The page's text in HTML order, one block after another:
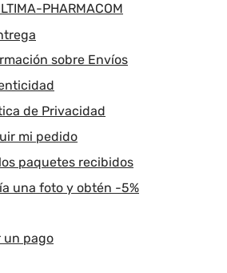
PHARMACOM
sobre Envíos
de Privacidad
mi pedido
paquetes recibidos
una foto y obtén -5%
un pago